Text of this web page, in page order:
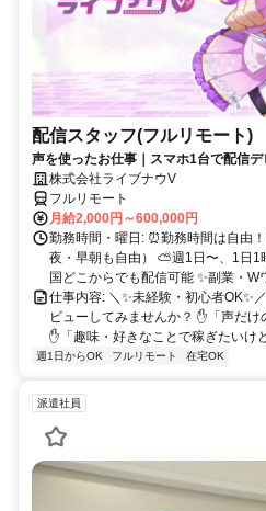
配信スタッフ(フルリモート)
声を使ったお仕事｜スマホ1台で配信
～OK♪
株式会社ライブナウV
フルリモート
月給2,000円～600,000円
勤務時間・曜日: ⏰勤務時間は自由
夜・早朝も自由） ⛅週1日〜、1日1
国どこからでも配信可能 ✨副業・W
仕事内容: ＼✨未経験・初心者OK✨
ビューしてみませんか？ ✋「声だ
✋「趣味・好きなことで稼ぎたいけ
週1日からOK フルリモート 在宅OK
派遣社員